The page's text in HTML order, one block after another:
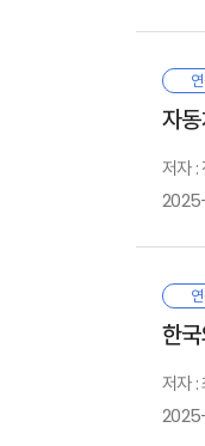
‘
1
자
저자 :
한
저자 :